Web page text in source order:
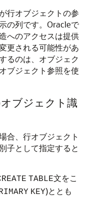
行オブジェクトの参
の列です。Oracleで
へのアクセスは提供
更される可能性があ
るのは、オブジェク
ブジェクト参照を使
ブジェクト識
合、行オブジェクト
子として指定すると
TABLE文をこ
KEY)ととも